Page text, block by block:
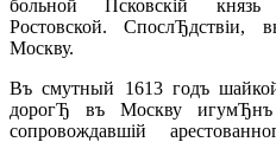
больной Псковскiй князь
Ростовской. СпослЂдствiи,
Москву.
Въ смутный 1613 годъ
дорогЂ въ Москву игумЂнъ
сопровождавшiй